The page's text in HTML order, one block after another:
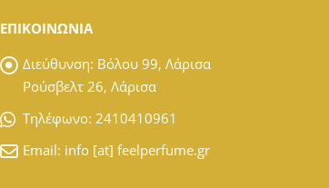
ΕΠΙΚΟΙΝΩΝΙΑ
Διεύθυνση: Βόλου 99, Λάρισα
Ρούσβελτ 26, Λάρισα
Tηλέφωνο: 2410410961
Email: info [at] feelperfume.gr